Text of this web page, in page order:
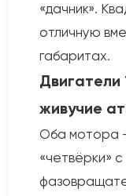
«дачник».
отличную
габаритах.
Двигатели
живучие
Оба мотора
«четвёрки»